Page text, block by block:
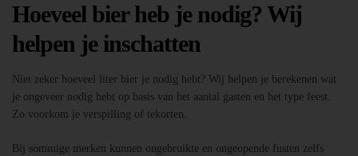
Hoeveel bier heb je nodig? Wij
helpen je inschatten
Niet zeker hoeveel liter bier je nodig hebt? Wij helpen je berekenen wat
je ongeveer nodig hebt op basis van het aantal gasten en het type feest.
Zo voorkom je verspilling of tekorten.
Bij sommige merken kunnen ongebruikte en ongeopende fusten zelfs